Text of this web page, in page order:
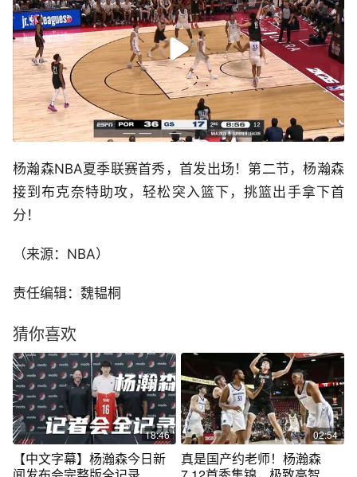
杨瀚森NBA夏季联赛首秀，首发出场！第二节，杨瀚森
接到布克奈特助攻，轻松突入篮下，挑篮出手拿下首
分！
（来源：NBA）
责任编辑：魏韫桐
猜你喜欢
18:46
【中文字幕】杨瀚森今日新
02:54
真是国产约老师！杨瀚森